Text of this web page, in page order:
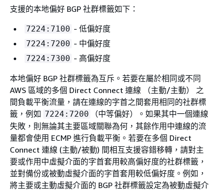
支援的本地偏好 BGP 社群標籤如下：
7224:7100 - 低偏好度
7224:7200 - 中偏好度
7224:7300 - 高偏好度
本地偏好 BGP 社群標籤為互斥。若要在屬於相同或不同
AWS 區域的多個 Direct Connect 連線 （主動/主動） 之
間負載平衡流量，請在連線的字首之間套用相同的社群標
籤，例如 7224:7200
（中等偏好）。如果其中一個連線
失敗，則無論其主要區域關聯為何，其餘作用中連線的流
量都會使用 ECMP 進行負載平衡。若要在多個 Direct
Connect 連線 (主動/被動) 間相互支援容錯移轉，請對主
要或作用中虛擬介面的字首套用較高偏好度的社群標籤，
並對備份或被動虛擬介面的字首套用較低偏好度。例如，
將主要或主動虛擬介面的 BGP 社群標籤設定為被動虛擬介